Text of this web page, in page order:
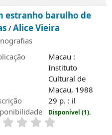
estranho barulho de
/Alice Vieira
Macau :
Instituto
Cultural de
Macau, 1988
29 p. : il
Disponível (1).